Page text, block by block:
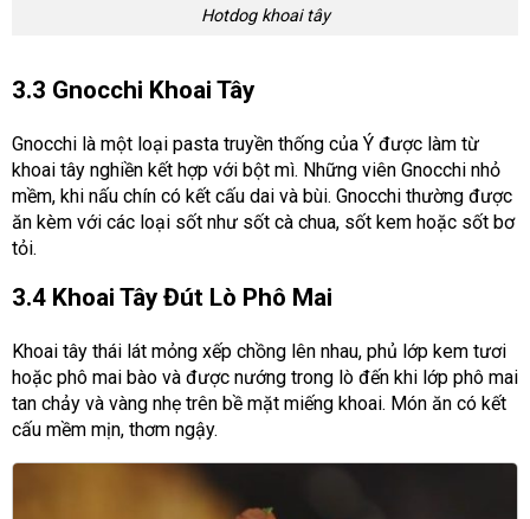
Hotdog khoai tây
3.3 Gnocchi Khoai Tây
Gnocchi là một loại pasta truyền thống của Ý được làm từ
khoai tây nghiền kết hợp với bột mì. Những viên Gnocchi nhỏ
mềm, khi nấu chín có kết cấu dai và bùi. Gnocchi thường được
ăn kèm với các loại sốt như sốt cà chua, sốt kem hoặc sốt bơ
tỏi.
3.4 Khoai Tây Đút Lò Phô Mai
Khoai tây thái lát mỏng xếp chồng lên nhau, phủ lớp kem tươi
hoặc phô mai bào và được nướng trong lò đến khi lớp phô mai
tan chảy và vàng nhẹ trên bề mặt miếng khoai. Món ăn có kết
cấu mềm mịn, thơm ngậy.